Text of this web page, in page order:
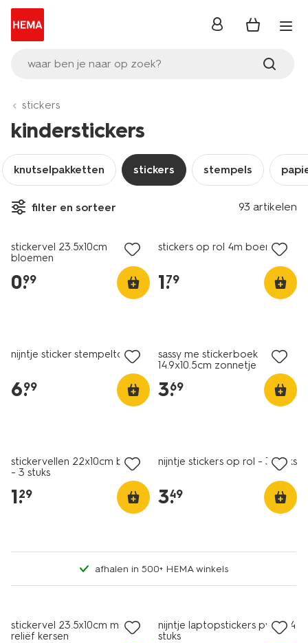
waar ben je naar op zoek?
inloggen
stickers
kinderstickers
knutselpakketten stickers stempels
filter en sorteer 93 artikelen
nieuw
stickervel 23.5x10cm
bloemen
0.
99
stickers op rol 4m boerderij
1.
79
nijntje sticker stempeltool
6.
99
sassy me stickerboek
14.9x10.5cm zonnetje
3.
69
stickervellen 22x10cm beren
- 3 stuks
1.
29
nijntje stickers op rol - 3 stuks
3.
49
afhalen in 500+ HEMA winkels
stickervel 23.5x10cm met
reliëf kersen
nijntje laptopstickers pvc - 14
stuks